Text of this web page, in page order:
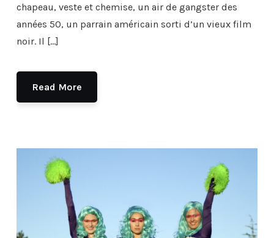
chapeau, veste et chemise, un air de gangster des
années 50, un parrain américain sorti d’un vieux film
noir. Il […]
Read More